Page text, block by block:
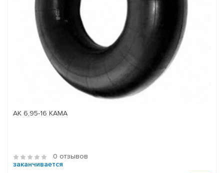
АК 6,95-16 КАМА
0 отзывов
заканчивается